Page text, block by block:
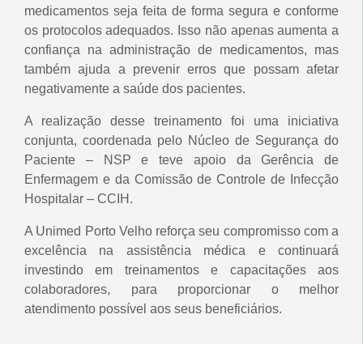
medicamentos seja feita de forma segura e conforme
os protocolos adequados. Isso não apenas aumenta a
confiança na administração de medicamentos, mas
também ajuda a prevenir erros que possam afetar
negativamente a saúde dos pacientes.
A realização desse treinamento foi uma iniciativa
conjunta, coordenada pelo Núcleo de Segurança do
Paciente – NSP e teve apoio da Gerência de
Enfermagem e da Comissão de Controle de Infecção
Hospitalar – CCIH.
A Unimed Porto Velho reforça seu compromisso com a
excelência na assistência médica e continuará
investindo em treinamentos e capacitações aos
colaboradores, para proporcionar o melhor
atendimento possível aos seus beneficiários.